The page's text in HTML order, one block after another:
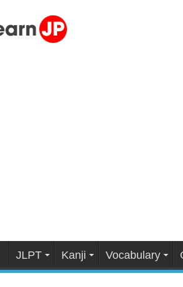
JLPT Kanji Vocabulary